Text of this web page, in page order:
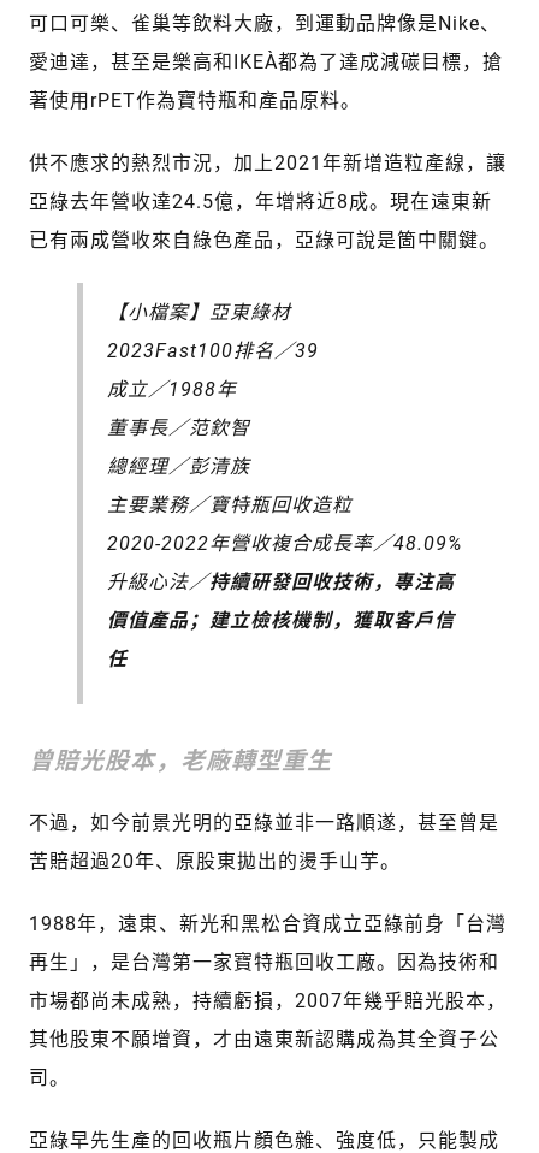
可口可樂、雀巢等飲料大廠，到運動品牌像是Nike、
愛迪達，甚至是樂高和IKEA，都為了達成減碳目標，搶
著使用rPET作為寶特瓶和產品原料。
供不應求的熱烈市況，加上2021年新增造粒產線，讓
亞綠去年營收達24.5億，年增將近8成。現在遠東新
已有兩成營收來自綠色產品，亞綠可說是箇中關鍵。
【小檔案】亞東綠材
2023Fast100排名／39
成立／1988年
董事長／范欽智
總經理／彭清族
主要業務／寶特瓶回收造粒
2020-2022年營收複合成長率／48.09%
升級心法／持續研發回收技術，專注高
價值產品；建立檢核機制，獲取客戶信
任
曾賠光股本，老廠轉型重生
不過，如今前景光明的亞綠並非一路順遂，甚至曾是
苦賠超過20年、原股東拋出的燙手山芋。
1988年，遠東、新光和黑松合資成立亞綠前身「台灣
再生」，是台灣第一家寶特瓶回收工廠。因為技術和
市場都尚未成熟，持續虧損，2007年幾乎賠光股本，
其他股東不願增資，才由遠東新認購成為其全資子公
司。
亞綠早先生產的回收瓶片顏色雜、強度低，只能製成